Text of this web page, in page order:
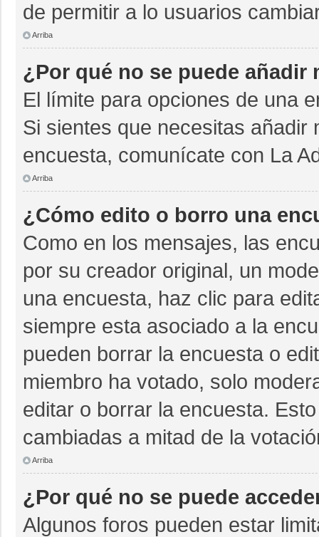
de permitir a lo usuarios
Arriba
¿Por qué no se puede añadir
El límite para opciones de una
Si sientes que necesitas añadir
encuesta, comunícate con La
Arriba
¿Cómo edito o borro una
Como en los mensajes, las
por su creador original, un
una encuesta, haz clic para
siempre esta asociado a la
pueden borrar la encuesta o
miembro ha votado, solo
editar o borrar la encuesta.
cambiadas a mitad de la
Arriba
¿Por qué no se puede
Algunos foros pueden estar